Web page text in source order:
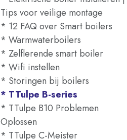
Tips voor veilige montage
* 12 FAQ over Smart boilers
* Warmwaterboilers
* Zelflerende smart boiler
* Wifi instellen
* Storingen bij boilers
* TTulpe B-series
* TTulpe B10 Problemen
Oplossen
* TTulpe C-Meister